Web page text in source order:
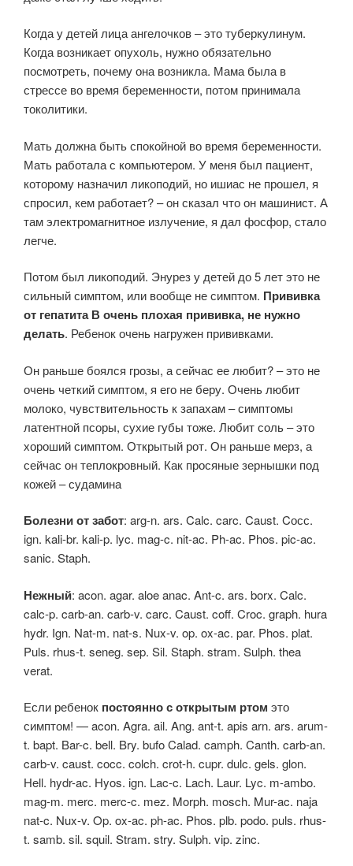
Когда у детей лица ангелочков – это туберкулинум.
Когда возникает опухоль, нужно обязательно
посмотреть, почему она возникла. Мама была в
стрессе во время беременности, потом принимала
токолитики.
Мать должна быть спокойной во время беременности.
Мать работала с компьютером. У меня был пациент,
которому назначил ликоподий, но ишиас не прошел, я
спросил, кем работает? – он сказал что он машинист. А
там электромагнитное излучение, я дал фосфор, стало
легче.
Потом был ликоподий. Энурез у детей до 5 лет это не
сильный симптом, или вообще не симптом. Прививка
от гепатита В очень плохая прививка, не нужно
делать. Ребенок очень нагружен прививками.
Он раньше боялся грозы, а сейчас ее любит? – это не
очень четкий симптом, я его не беру. Очень любит
молоко, чувствительность к запахам – симптомы
латентной псоры, сухие губы тоже. Любит соль – это
хороший симптом. Открытый рот. Он раньше мерз, а
сейчас он теплокровный. Как просяные зернышки под
кожей – судамина
Болезни от забот: arg-n. ars. Calc. carc. Caust. Cосс.
ign. kali-br. kali-p. lyc. mag-c. nit-ac. Ph-ac. Phos. pic-ac.
sanic. Staph.
Нежный: acon. agar. aloe anac. Ant-c. ars. borx. Calc.
calc-p. carb-an. carb-v. carc. Caust. coff. Croc. graph. hura
hydr. Ign. Nat-m. nat-s. Nux-v. op. ox-ac. par. Phos. plat.
Puls. rhus-t. seneg. sep. Sil. Staph. stram. Sulph. thea
verat.
Если ребенок постоянно с открытым ртом это
симптом! — acon. Agra. ail. Ang. ant-t. apis arn. ars. arum-
t. bapt. Bar-c. bell. Bry. bufo Calad. camph. Canth. carb-an.
carb-v. caust. cocc. colch. crot-h. cupr. dulc. gels. glon.
Hell. hydr-ac. Hyos. ign. Lac-c. Lach. Laur. Lyc. m-ambo.
mag-m. merc. merc-c. mez. Morph. mosch. Mur-ac. naja
nat-c. Nux-v. Op. ox-ac. ph-ac. Phos. plb. podo. puls. rhus-
t. samb. sil. squil. Stram. stry. Sulph. vip. zinc.